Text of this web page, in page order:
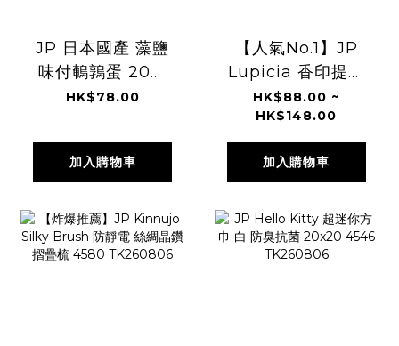
JP 日本國產 藻鹽
味付鵪鶉蛋 20粒
7842 TK260806
HK$78.00
加入購物車
【人氣No.1】JP
Lupicia 香印提子
檸檬路易波士茶 冷
泡茶包 9224
TK260806
HK$88.00 ~
HK$148.00
加入購物車